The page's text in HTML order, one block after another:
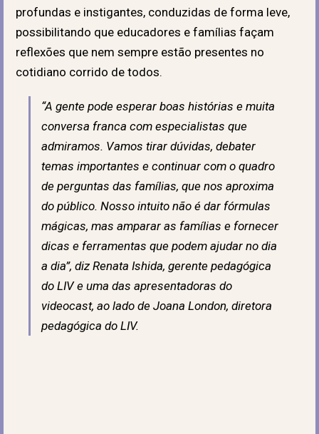
profundas e instigantes, conduzidas de forma leve,
possibilitando que educadores e famílias façam
reflexões que nem sempre estão presentes no
cotidiano corrido de todos.
“A gente pode esperar boas histórias e muita
conversa franca com especialistas que
admiramos. Vamos tirar dúvidas, debater
temas importantes e continuar com o quadro
de perguntas das famílias, que nos aproxima
do público. Nosso intuito não é dar fórmulas
mágicas, mas amparar as famílias e fornecer
dicas e ferramentas que podem ajudar no dia
a dia”, diz Renata Ishida, gerente pedagógica
do LIV e uma das apresentadoras do
videocast, ao lado de Joana London, diretora
pedagógica do LIV.